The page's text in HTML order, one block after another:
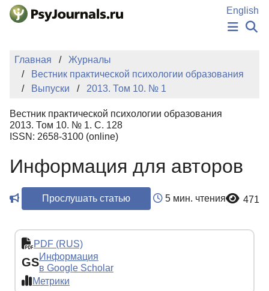
Перейти к основному содержанию
English
НОВОСТИ
ИЗДАНИЯ
АВТОРЫ
БАЗА ЗНАНИЙ
КЛЮЧЕВЫЕ СЛОВА
Регистрация
Главная
Журналы
Вестник практической психологии образования
Выпуски
2013. Том 10. № 1
Вестник практической психологии образования
2013. Том 10. № 1. С. 128
ISSN: 2658-3100 (online)
Информация для авторов
Прослушать статью 5 мин. чтения 471
PDF (RUS)
GSИнформация
в Google Scholar
Метрики